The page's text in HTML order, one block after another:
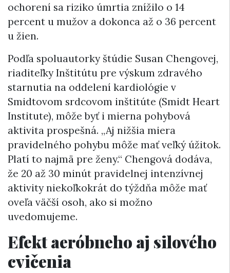
ochorení sa riziko úmrtia znížilo o 14
percent u mužov a dokonca až o 36 percent
u žien.
Podľa spoluautorky štúdie Susan Chengovej,
riaditeľky Inštitútu pre výskum zdravého
starnutia na oddelení kardiológie v
Smidtovom srdcovom inštitúte (Smidt Heart
Institute), môže byť i mierna pohybová
aktivita prospešná. „Aj nižšia miera
pravidelného pohybu môže mať veľký úžitok.
Platí to najmä pre ženy.“ Chengová dodáva,
že 20 až 30 minút pravidelnej intenzívnej
aktivity niekoľkokrát do týždňa môže mať
oveľa väčší osoh, ako si možno
uvedomujeme.
Efekt aeróbneho aj silového
cvičenia